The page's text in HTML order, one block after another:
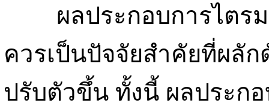
ผลประกอบการไตรมา
ควรเป็นปัจจัยสำคัยที่ผลั
ปรับตัวขึ้น ทั้งนี้ ผลประก